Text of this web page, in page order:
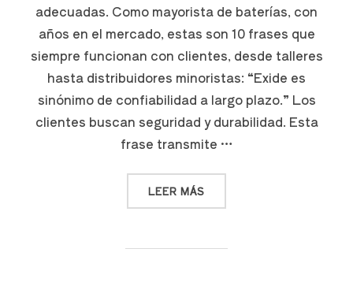
adecuadas. Como mayorista de baterías, con
años en el mercado, estas son 10 frases que
siempre funcionan con clientes, desde talleres
hasta distribuidores minoristas: “Exide es
sinónimo de confiabilidad a largo plazo.” Los
clientes buscan seguridad y durabilidad. Esta
frase transmite …
LEER MÁS